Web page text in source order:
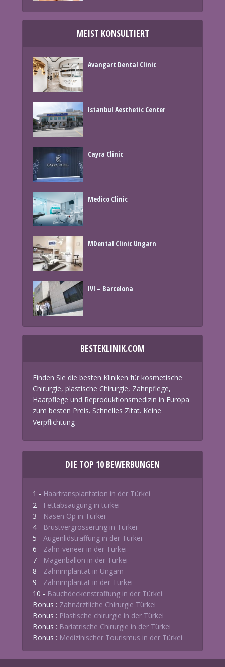
MEIST KONSULTIERT
Avangart Dental Clinic
Istanbul Aesthetic Center
Cayra Clinic
Medico Clinic
MDental Clinic Ungarn
IVI – Barcelona
BESTEKLINIK.COM
Finden Sie die besten Kliniken für kosmetische
Chirurgie, plastische Chirurgie, Zahnpflege,
Haarpflege und Reproduktionsmedizin in Europa
zum besten Preis. Schnelles Zitat. Keine
Verpflichtung
DIE TOP 10 BEWERBUNGEN
1 - Haartransplantation in der Türkei
2 - Fettabsaugung in türkei
3 - Nasen Op in Türkei
4 - Brustvergrösserung in Türkei
5 - Augenlidstraffung in der Türkei
6 - Zahn-veneer in der Türkei
7 - Magenballon in der Türkei
8 - Zahnimplantat in Ungarn
9 - Zahnimplantat in der Türkei
10 - Bauchdeckenstraffung in der Türkei
Bonus : Zahnärztliche Chirurgie Türkei
Bonus : Plastische chirurgie in der Türkei
Bonus : Bariatrische Chirurgie in der Türkei
Bonus : Medizinischer Tourismus in der Türkei